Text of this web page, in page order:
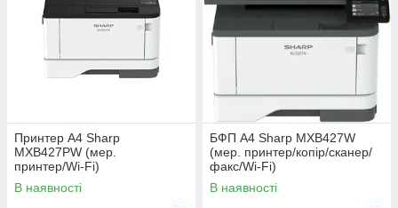
Принтер А4 Sharp
MXB427PW (мер.
принтер/Wi-Fi)
В наявності
БФП А4 Sharp MXB427W
(мер. принтер/копір/сканер/
факс/Wi-Fi)
В наявності